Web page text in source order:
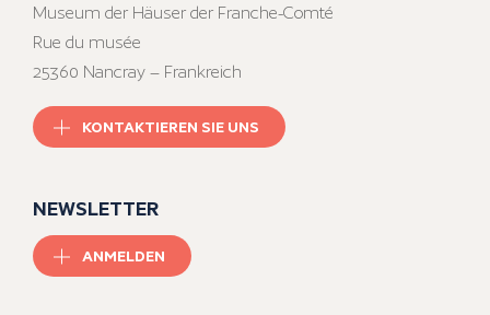
Museum der Häuser der Franche-Comté
Rue du musée
25360 Nancray – Frankreich
KONTAKTIEREN SIE UNS
NEWSLETTER
ANMELDEN